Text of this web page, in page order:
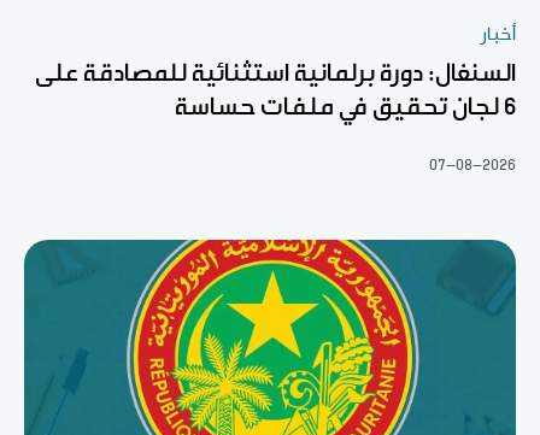
أخبار
السنغال: دورة برلمانية استثنائية للمصادقة على
6 لجان تحقيق في ملفات حساسة
07-08-2026